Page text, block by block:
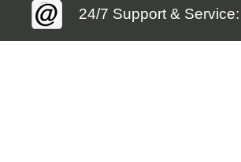
24/7 Support &